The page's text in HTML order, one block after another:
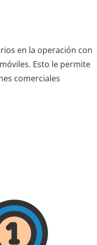
en la operación con
Esto le permite
comerciales